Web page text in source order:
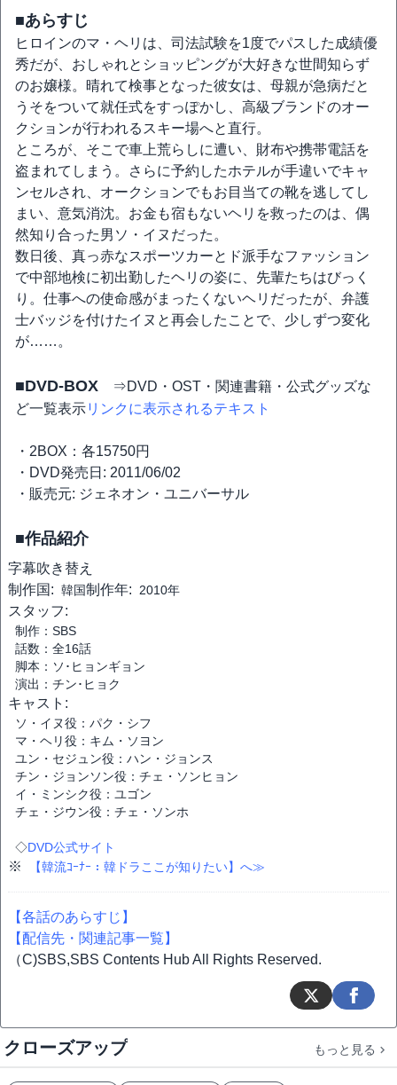
■あらすじ
ヒロインのマ・ヘリは、司法試験を1度でパスした成績優
秀だが、おしゃれとショッピングが大好きな世間知らず
のお嬢様。晴れて検事となった彼女は、母親が急病だと
うそをついて就任式をすっぽかし、高級ブランドのオー
クションが行われるスキー場へと直行。
ところが、そこで車上荒らしに遭い、財布や携帯電話を
盗まれてしまう。さらに予約したホテルが手違いでキャ
ンセルされ、オークションでもお目当ての靴を逃してし
まい、意気消沈。お金も宿もないヘリを救ったのは、偶
然知り合った男ソ・イヌだった。
数日後、真っ赤なスポーツカーとド派手なファッション
で中部地検に初出勤したヘリの姿に、先輩たちはびっく
り。仕事への使命感がまったくないヘリだったが、弁護
士バッジを付けたイヌと再会したことで、少しずつ変化
が……。
■DVD-BOX ⇒DVD・OST・関連書籍・公式グッズな
ど一覧表示リンクに表示されるテキスト
・2BOX：各15750円
・DVD発売日: 2011/06/02
・販売元: ジェネオン・ユニバーサル
■作品紹介
字幕吹き替え
制作国: 韓国制作年: 2010年
スタッフ:
制作：SBS
話数：全16話
脚本：ソ･ヒョンギョン
演出：チン･ヒョク
キャスト:
ソ・イヌ役：パク・シフ
マ・ヘリ役：キム・ソヨン
ユン・セジュン役：ハン・ジョンス
チン・ジョンソン役：チェ・ソンヒョン
イ・ミンシク役：ユゴン
チェ・ジウン役：チェ・ソンホ
◇DVD公式サイト
※ 【韓流ｺｰﾅｰ：韓ドラここが知りたい】へ≫
【各話のあらすじ】
【配信先・関連記事一覧】
（C)SBS,SBS Contents Hub All Rights Reserved.
クローズアップ もっと見る